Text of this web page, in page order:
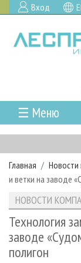
Вход
☰ Меню
ГЛАВНАЯ
РУБРИКИ И
РУБРИКИ
ЛЕСНОЕ
ЛЕСОПИЛЕНИЕ
НОВОСТИ
КАЛЕНДАРЬ
НОВОСТИ ЛПК
НОВОСТИ
НОВОСТИ
ПРОЕКТЫ ЛПИ
АНАЛИТИКА
ЛЕСНЫЕ
АРХИВ
СТАТЬИ
О ЖУРНАЛЕ
ПОДПИСКА
РЕКЛАМОДАТЕЛЯМ
Главная Новости
и ветки на заводе
НОВОСТИ
Технология
заводе
полигон